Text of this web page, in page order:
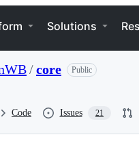
MenuSolutions
/core Public
Code Issues 21